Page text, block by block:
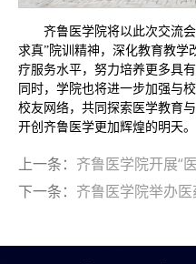
齐鲁医学院将以此次交流
求真”院训精神，深化教育教学
疗服务水平，努力培养更多具
同时，学院也将进一步加强与
校友网络，共同探索医学教育
开创齐鲁医学更加辉煌的明天。
上一条： 齐鲁医学院开展“
下一条： 齐鲁医学院举办